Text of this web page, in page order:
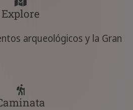
Explore
arqueológicos y la Gran